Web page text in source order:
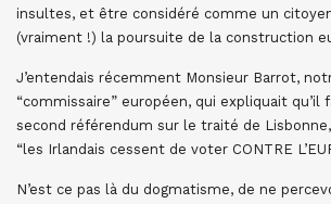
insultes, et être considéré comme un
(vraiment !) la poursuite de la construction
J’entendais récemment Monsieur Barrot,
“commissaire” européen, qui expliquait qu’il
second référendum sur le traité de
“les Irlandais cessent de voter CONTRE
N’est ce pas là du dogmatisme, de ne